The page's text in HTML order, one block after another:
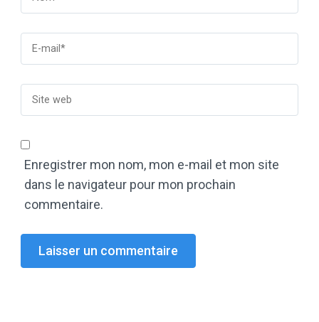
Enregistrer mon nom, mon e-mail et mon site
dans le navigateur pour mon prochain
commentaire.